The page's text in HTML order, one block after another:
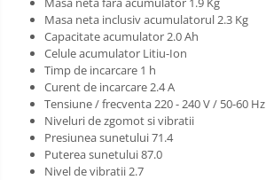
Masa neta inclusiv acumulatorul 2.3 Kg
Capacitate acumulator 2.0 Ah
Celule acumulator Litiu-Ion
Timp de incarcare 1 h
Curent de incarcare 2.4 A
Tensiune / frecventa 220 - 240 V / 50-60 Hz
Niveluri de zgomot si vibratii
Presiunea sunetului 71.4
Puterea sunetului 87.0
Nivel de vibratii 2.7